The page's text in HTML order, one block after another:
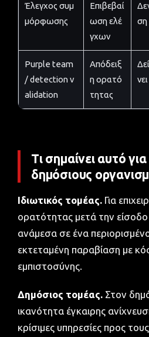
Έλεγχος συμ
μόρφωσης
Επιβεβαί
ωση ελέ
γχων
ση
Purple team
/ detection v
alidation
Απόδειξ
η ορατό
τητας
Τι σημαίνει αυτό για
δημόσιους
Ιδιωτικός τομέας. Για
ορατότητας μετά την είσοδο
ανάμεσα σε ένα
εκτεταμένη παραβίαση με
εμπιστοσύνης.
Δημόσιος τομέας. Στον
ικανότητα έγκαιρης
κρίσιμες υπηρεσίες προς